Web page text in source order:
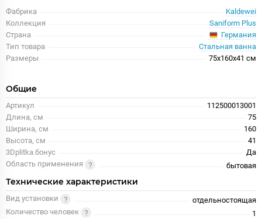
Фабрика
Kaldewei
Коллекция
Saniform Plus
Страна
Германия
Тип товара
Стальная ванна
Размеры
75x160x41 см
Общие
Артикул
112500013001
Длина, см
75
Ширина, см
160
Высота, см
41
3Dplitka.бонус
Да
Область применения
бытовая
Технические характеристики
Вид установки
отдельностоящая
Количество человек
1